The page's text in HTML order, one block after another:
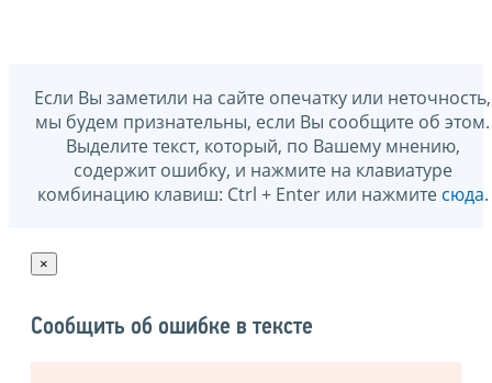
Если Вы заметили на сайте опечатку или неточность,
мы будем признательны, если Вы сообщите об этом.
Выделите текст, который, по Вашему мнению,
содержит ошибку, и нажмите на клавиатуре
комбинацию клавиш: Ctrl + Enter или нажмите сюда.
×
Сообщить об ошибке в тексте